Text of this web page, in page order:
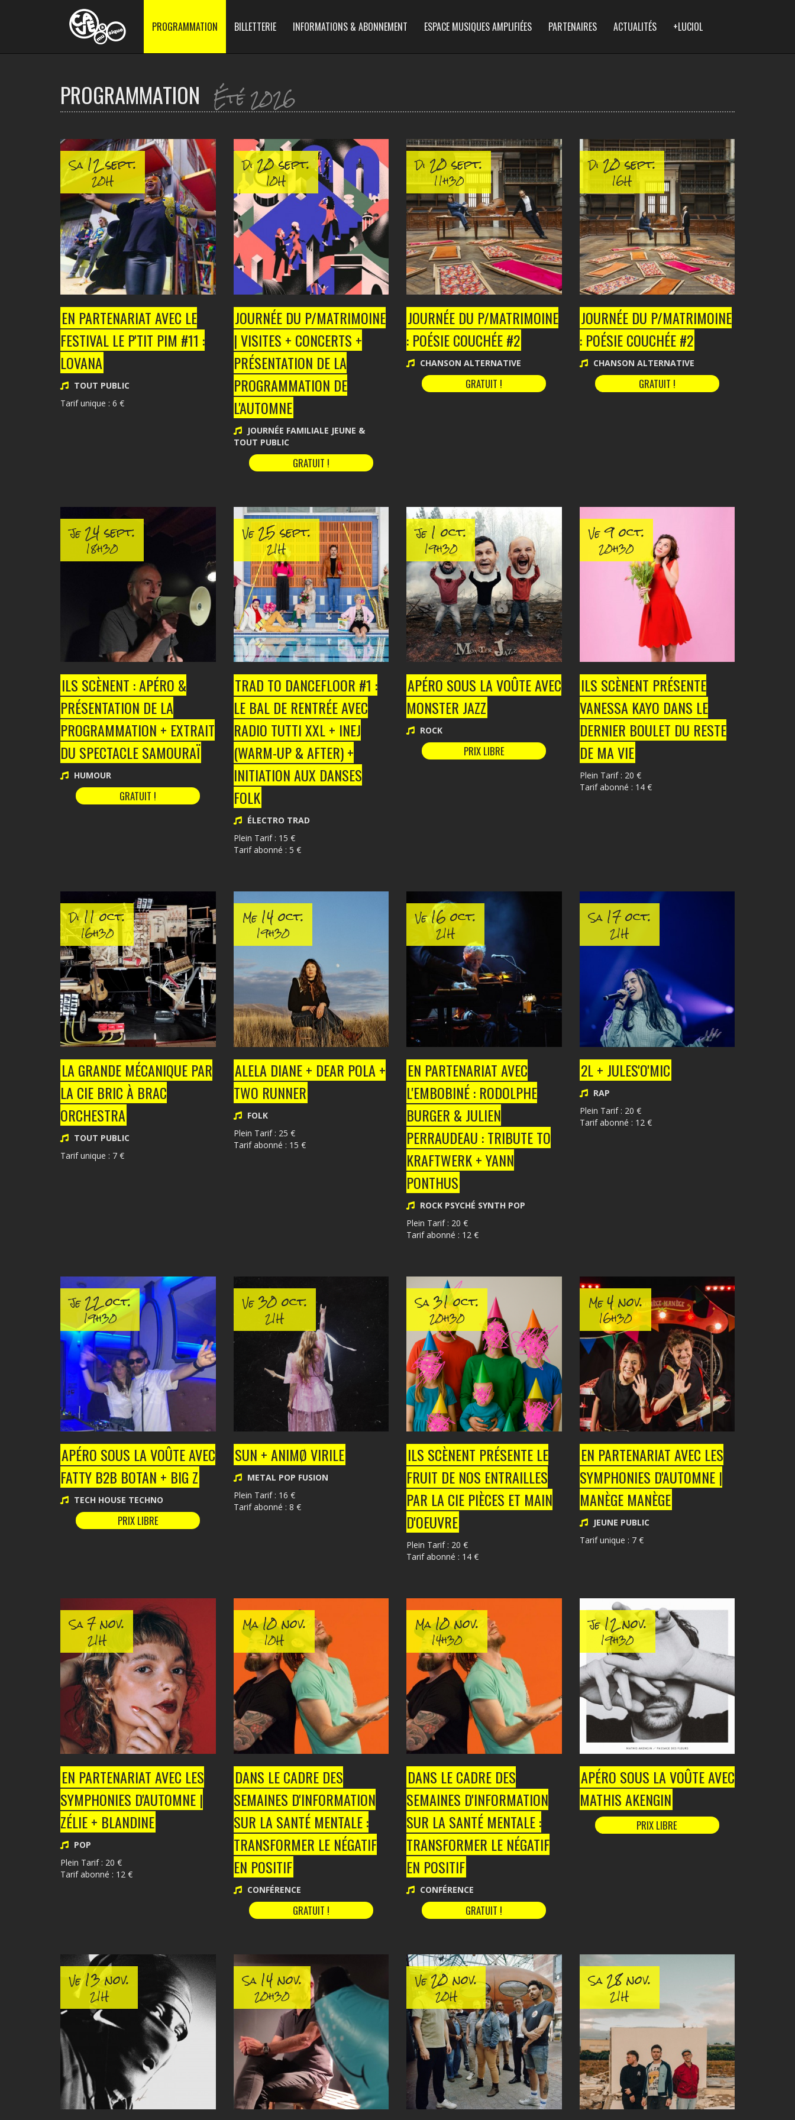
PROGRAMMATION BILLETTERIE INFORMATIONS & ABONNEMENT ESPACE MUSIQUES AMPLIFIÉES PARTENAIRES ACTUALITÉS +LUCIOL
PROGRAMMATION Été 2026
Sa12 sept.
20H
EN PARTENARIAT AVEC LE
FESTIVAL LE P'TIT PIM #11 :
LOVANA
TOUT PUBLIC
Tarif unique : 6 €
Di20 sept.
10H
JOURNÉE DU P/MATRIMOINE
| VISITES + CONCERTS +
PRÉSENTATION DE LA
PROGRAMMATION DE
L'AUTOMNE
JOURNÉE FAMILIALE JEUNE &
TOUT PUBLIC
GRATUIT !
Di 20 sept.
11h30
JOURNÉE DU P/MATRIMOINE
: POÉSIE COUCHÉE #2
CHANSON ALTERNATIVE
GRATUIT !
Di20 sept.
16H
JOURNÉE DU P/MATRIMOINE
: POÉSIE COUCHÉE #2
CHANSON ALTERNATIVE
GRATUIT !
Je24 sept.
18h30
ILS SCÈNENT : APÉRO &
PRÉSENTATION DE LA
PROGRAMMATION + EXTRAIT
DU SPECTACLE SAMOURAÏ
HUMOUR
GRATUIT !
Ve25 sept.
21H
TRAD TO DANCEFLOOR #1 :
LE BAL DE RENTRÉE AVEC
RADIO TUTTI XXL + INEJ
(WARM-UP & AFTER) +
INITIATION AUX DANSES
FOLK
ÉLECTRO TRAD
Plein Tarif : 15 €
Tarif abonné : 5 €
Je1 oct.
19h30
APÉRO SOUS LA VOÛTE AVEC
MONSTER JAZZ
ROCK
PRIX LIBRE
Ve9 oct.
20h30
ILS SCÈNENT PRÉSENTE
VANESSA KAYO DANS LE
DERNIER BOULET DU RESTE
DE MA VIE
Plein Tarif : 20 €
Tarif abonné : 14 €
Di11 oct.
16h30
LA GRANDE MÉCANIQUE PAR
LA CIE BRIC À BRAC
ORCHESTRA
TOUT PUBLIC
Tarif unique : 7 €
Me14 oct.
19h30
ALELA DIANE + DEAR POLA +
TWO RUNNER
FOLK
Plein Tarif : 25 €
Tarif abonné : 15 €
Ve16 oct.
21H
EN PARTENARIAT AVEC
L'EMBOBINÉ : RODOLPHE
BURGER & JULIEN
PERRAUDEAU : TRIBUTE TO
KRAFTWERK + YANN
PONTHUS
ROCK PSYCHÉ SYNTH POP
Plein Tarif : 20 €
Tarif abonné : 12 €
Sa17 oct.
21H
2L + JULES'O'MIC
RAP
Plein Tarif : 20 €
Tarif abonné : 12 €
Je22 oct.
19h30
APÉRO SOUS LA VOÛTE AVEC
FATTY B2B BOTAN + BIG Z
TECH HOUSE TECHNO
PRIX LIBRE
Ve30 oct.
21H
SUN + ANIMØ VIRILE
METAL POP FUSION
Plein Tarif : 16 €
Tarif abonné : 8 €
Sa31 oct.
20h30
ILS SCÈNENT PRÉSENTE LE
FRUIT DE NOS ENTRAILLES
PAR LA CIE PIÈCES ET MAIN
D'OEUVRE
Plein Tarif : 20 €
Tarif abonné : 14 €
Me4 nov.
16h30
EN PARTENARIAT AVEC LES
SYMPHONIES D'AUTOMNE |
MANÈGE MANÈGE
JEUNE PUBLIC
Tarif unique : 7 €
Sa7 nov.
21H
EN PARTENARIAT AVEC LES
SYMPHONIES D'AUTOMNE |
ZÉLIE + BLANDINE
POP
Plein Tarif : 20 €
Tarif abonné : 12 €
Ma10 nov.
10H
DANS LE CADRE DES
SEMAINES D'INFORMATION
SUR LA SANTÉ MENTALE :
TRANSFORMER LE NÉGATIF
EN POSITIF
CONFÉRENCE
GRATUIT !
Ma10 nov.
14h30
DANS LE CADRE DES
SEMAINES D'INFORMATION
SUR LA SANTÉ MENTALE :
TRANSFORMER LE NÉGATIF
EN POSITIF
CONFÉRENCE
GRATUIT !
Je12 nov.
19h30
APÉRO SOUS LA VOÛTE AVEC
MATHIS AKENGIN
PRIX LIBRE
Ve13 nov.
21H
Sa14 nov.
20h30
Ve20 nov.
20H
Sa28 nov.
21H